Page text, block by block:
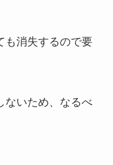
も消失するので要
ないため、なるべ